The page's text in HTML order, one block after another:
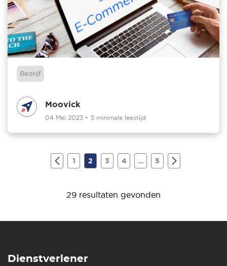
Bedrijf
Moovick
04 Mei 2023 • 5 minimale leestijd
29 resultaten gevonden
1 2 3 4 ... 5
Dienstverlener